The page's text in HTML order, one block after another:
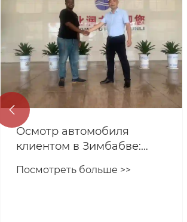
Осмотр автомобиля
клиентом в Зимбабве:
дорожным просветом
Посмотреть больше >>
